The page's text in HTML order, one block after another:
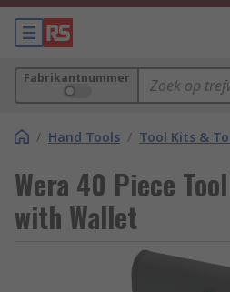
Fabrikantnummer
/ Hand Tools / Tool Kits &
Wera 40 Piece
with Wallet